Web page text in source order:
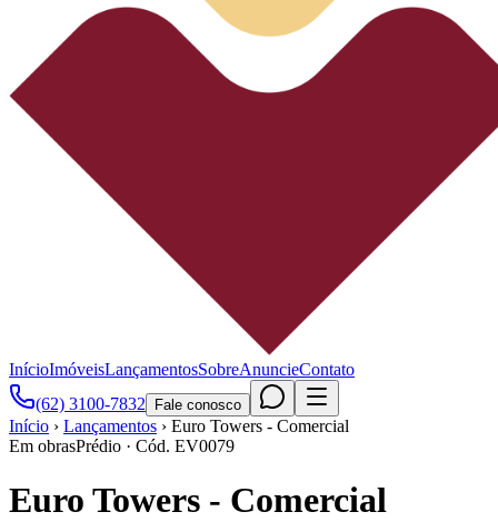
InícioImóveisLançamentosSobreAnuncieContato
(62) 3100-7832
Fale conosco
Início › Lançamentos › Euro Towers - Comercial
Em obrasPrédio · Cód. EV0079
Euro Towers - Comercial